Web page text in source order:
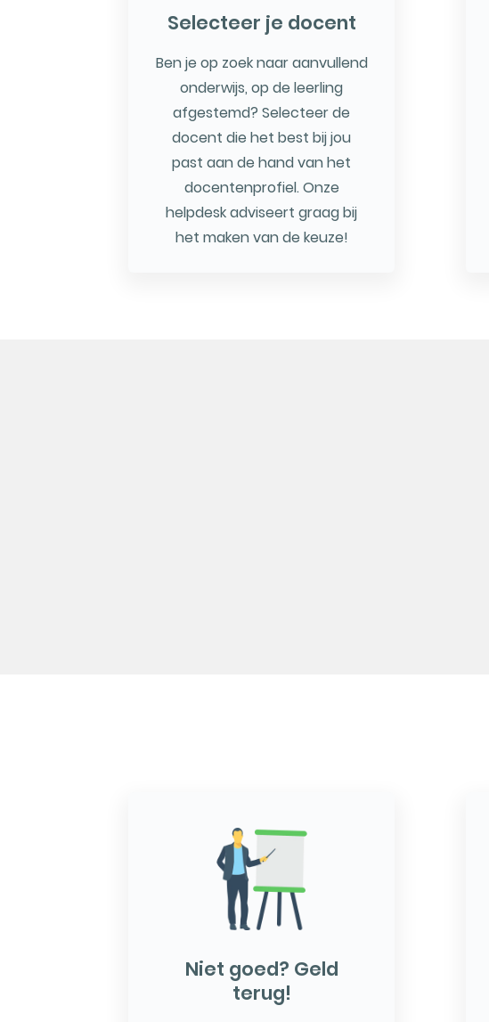
Selecteer je docent
Ben je op zoek naar aanvullend
onderwijs, op de leerling
afgestemd? Selecteer de
docent die het best bij jou
past aan de hand van het
docentenprofiel. Onze
helpdesk adviseert graag bij
het maken van de keuze!
Niet goed? Geld
terug!